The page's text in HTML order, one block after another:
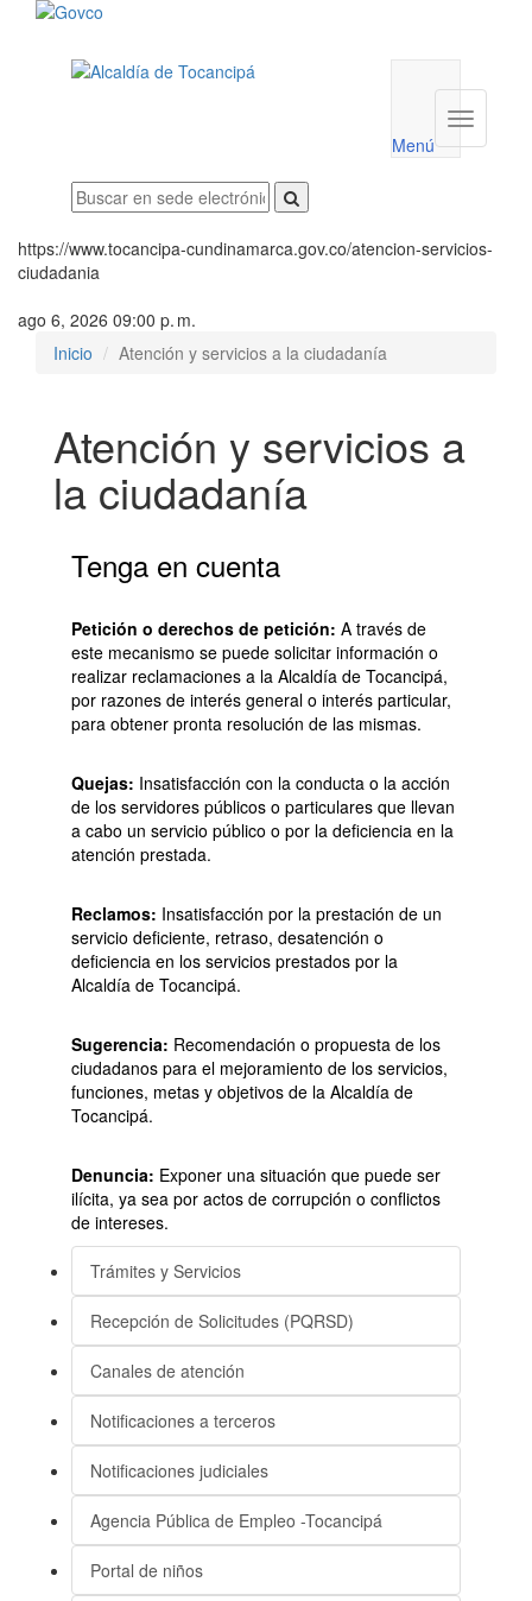
utilidades
Menú
Menú
https://www.tocancipa-cundinamarca.gov.co/atencion-servicios-
ciudadania
ago 6, 2026 09:00 p. m.
Inicio
Atención y servicios a la ciudadanía
Atención y servicios a
la ciudadanía
Tenga en cuenta
Petición o derechos de petición: A través de
este mecanismo se puede solicitar información o
realizar reclamaciones a la Alcaldía de Tocancipá,
por razones de interés general o interés particular,
para obtener pronta resolución de las mismas.
Quejas: Insatisfacción con la conducta o la acción
de los servidores públicos o particulares que llevan
a cabo un servicio público o por la deficiencia en la
atención prestada.
Reclamos: Insatisfacción por la prestación de un
servicio deficiente, retraso, desatención o
deficiencia en los servicios prestados por la
Alcaldía de Tocancipá.
Sugerencia: Recomendación o propuesta de los
ciudadanos para el mejoramiento de los servicios,
funciones, metas y objetivos de la Alcaldía de
Tocancipá.
Denuncia: Exponer una situación que puede ser
ilícita, ya sea por actos de corrupción o conflictos
de intereses.
Trámites y Servicios
Recepción de Solicitudes (PQRSD)
Canales de atención
Notificaciones a terceros
Notificaciones judiciales
Agencia Pública de Empleo -Tocancipá
Portal de niños